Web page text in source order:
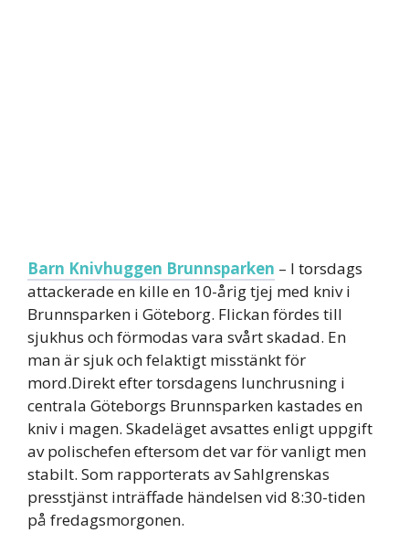
Barn Knivhuggen Brunnsparken – I torsdags
attackerade en kille en 10-årig tjej med kniv i
Brunnsparken i Göteborg. Flickan fördes till
sjukhus och förmodas vara svårt skadad. En
man är sjuk och felaktigt misstänkt för
mord.Direkt efter torsdagens lunchrusning i
centrala Göteborgs Brunnsparken kastades en
kniv i magen. Skadeläget avsattes enligt uppgift
av polischefen eftersom det var för vanligt men
stabilt. Som rapporterats av Sahlgrenskas
presstjänst inträffade händelsen vid 8:30-tiden
på fredagsmorgonen.